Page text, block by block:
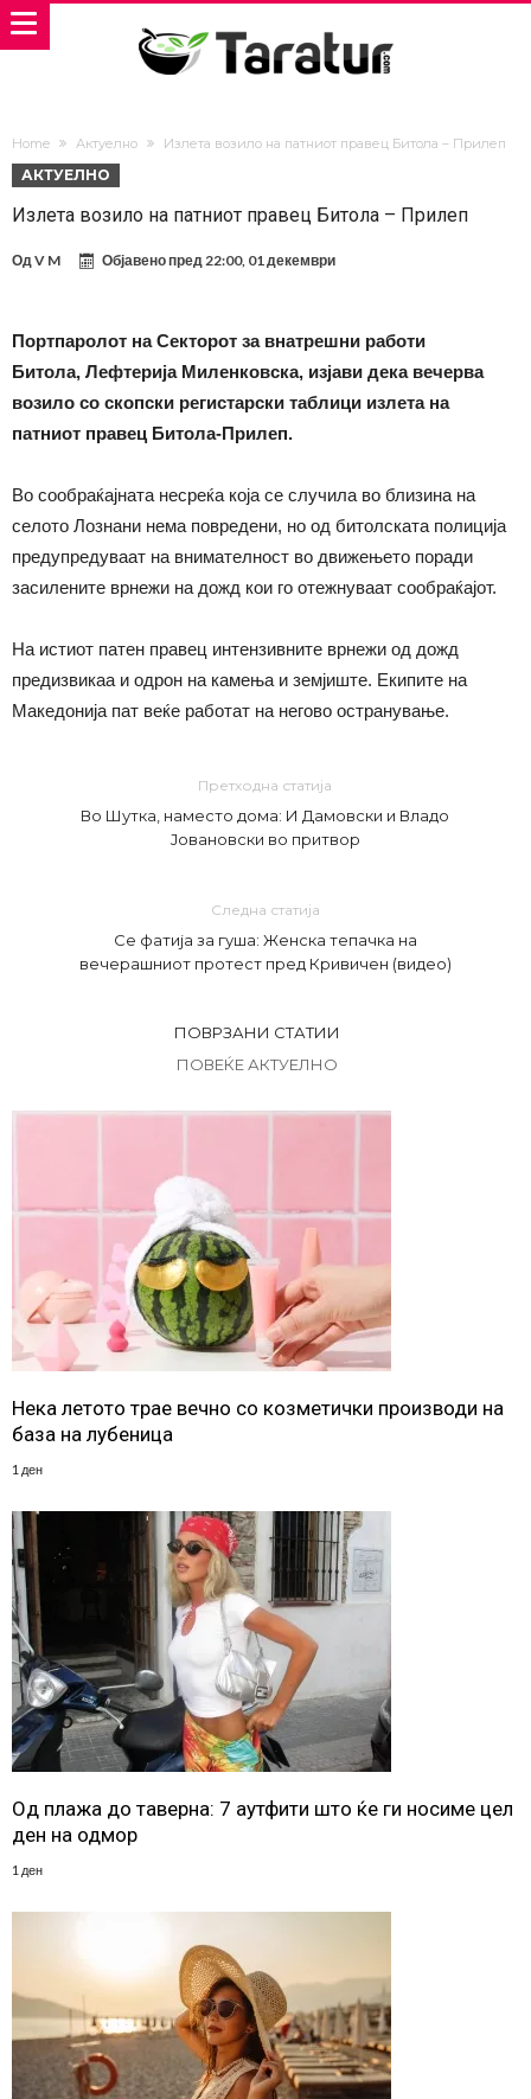
Home Актуелно Излета возило на патниот правец Битола – Прилеп
АКТУЕЛНО
Излета возило на патниот правец Битола – Прилеп
ОдV M Објавено пред22:00, 01 декември
Портпаролот на Секторот за внатрешни работи
Битола, Лефтерија Миленковска, изјави дека вечерва
возило со скопски регистарски таблици излета на
патниот правец Битола-Прилеп.
Во сообраќајната несреќа која се случила во близина на
селото Лознани нема повредени, но од битолската полиција
предупредуваат на внимателност во движењето поради
засилените врнежи на дожд кои го отежнуваат сообраќајот.
На истиот патен правец интензивните врнежи од дожд
предизвикаа и одрон на камења и земјиште. Екипите на
Македонија пат веќе работат на негово остранување.
Претходна статија
Во Шутка, наместо дома: И Дамовски и Владо
Јовановски во притвор
Следна статија
Се фатија за гуша: Женска тепачка на
вечерашниот протест пред Кривичен (видео)
ПОВРЗАНИ СТАТИИ
ПОВЕЌЕ АКТУЕЛНО
Нека летото трае вечно со козметички производи на
база на лубеница
1 ден
Од плажа до таверна: 7 аутфити што ќе ги носиме цел
ден на одмор
1 ден